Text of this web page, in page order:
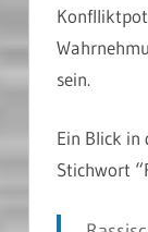
sein.
Ein Blick in
Stichwort